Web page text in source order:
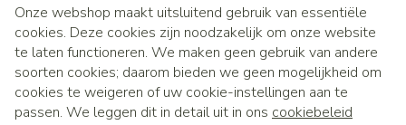
Onze webshop maakt uitsluitend gebruik van essentiële
cookies. Deze cookies zijn noodzakelijk om onze website
te laten functioneren. We maken geen gebruik van andere
soorten cookies; daarom bieden we geen mogelijkheid om
cookies te weigeren of uw cookie-instellingen aan te
passen. We leggen dit in detail uit in ons cookiebeleid
Juridische links